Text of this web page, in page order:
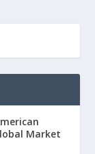
Market